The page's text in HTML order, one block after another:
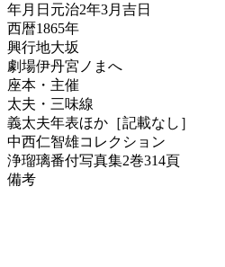
年月日 元治2年3月吉日
西暦1865年
興行地大坂
劇場伊丹宮ノまへ
座本・主催
太夫・三味線
義太夫年表ほか ［記載なし］
中西仁智雄コレクション
浄瑠璃番付写真集2巻314頁
備考